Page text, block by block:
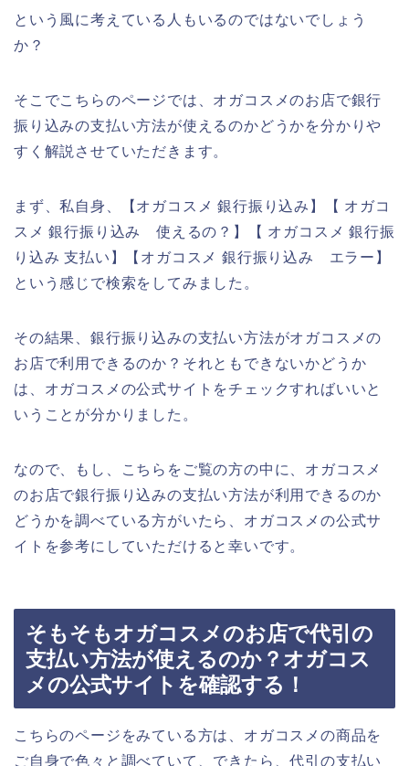
という風に考えている人もいるのではないでしょう
か？
そこでこちらのページでは、オガコスメのお店で銀行
振り込みの支払い方法が使えるのかどうかを分かりや
すく解説させていただきます。
まず、私自身、【オガコスメ 銀行振り込み】【 オガコ
スメ 銀行振り込み 使えるの？】【 オガコスメ 銀行振
り込み 支払い】【オガコスメ 銀行振り込み エラー】
という感じで検索をしてみました。
その結果、銀行振り込みの支払い方法がオガコスメの
お店で利用できるのか？それともできないかどうか
は、オガコスメの公式サイトをチェックすればいいと
いうことが分かりました。
なので、もし、こちらをご覧の方の中に、オガコスメ
のお店で銀行振り込みの支払い方法が利用できるのか
どうかを調べている方がいたら、オガコスメの公式サ
イトを参考にしていただけると幸いです。
そもそもオガコスメのお店で代引の
支払い方法が使えるのか？オガコス
メの公式サイトを確認する！
こちらのページをみている方は、オガコスメの商品を
ご自身で色々と調べていて、できたら、代引の支払い